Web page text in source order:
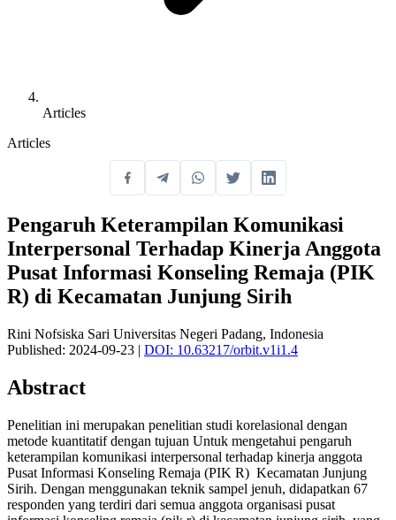
Articles
Articles
Pengaruh Keterampilan Komunikasi
Interpersonal Terhadap Kinerja Anggota
Pusat Informasi Konseling Remaja (PIK
R) di Kecamatan Junjung Sirih
Rini Nofsiska Sari Universitas Negeri Padang, Indonesia
Published: 2024-09-23 | DOI: 10.63217/orbit.v1i1.4
Abstract
Penelitian ini merupakan penelitian studi korelasional dengan
metode kuantitatif dengan tujuan Untuk mengetahui pengaruh
keterampilan komunikasi interpersonal terhadap kinerja anggota
Pusat Informasi Konseling Remaja (PIK R) Kecamatan Junjung
Sirih. Dengan menggunakan teknik sampel jenuh, didapatkan 67
responden yang terdiri dari semua anggota organisasi pusat